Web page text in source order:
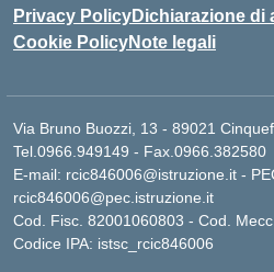
Privacy PolicyDichiarazione di
Cookie PolicyNote legali
Via Bruno Buozzi, 13 - 89021
Tel.0966.949149 - Fax.0966.382580
E-mail: rcic846006@istruzione.it -
rcic846006@pec.istruzione.it
Cod. Fisc. 82001060803 - Cod.
Codice IPA: istsc_rcic846006